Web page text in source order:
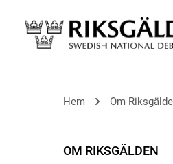
Hem Om
OM RIKSGÄLDEN